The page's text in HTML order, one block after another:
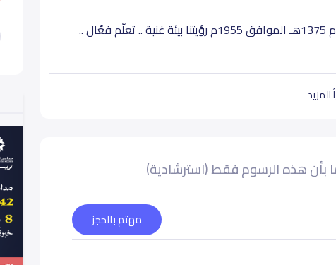
المزيد
أسست الأميرة عفت الثنيان دار الحنان في مدينة جدة عام 1375هـ الموافق 1955م رؤيتنا بيئة غنية .. تعلّم فعّال ..
بأن هذه الرسوم فقط (استرشادية)
مهتم بالحجز